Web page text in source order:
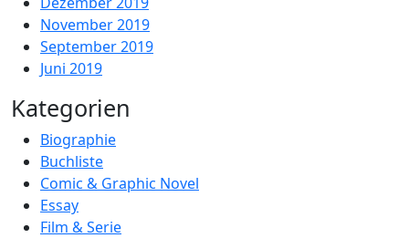
November 2019
September 2019
Juni 2019
Kategorien
Biographie
Buchliste
Comic & Graphic Novel
Essay
Film & Serie